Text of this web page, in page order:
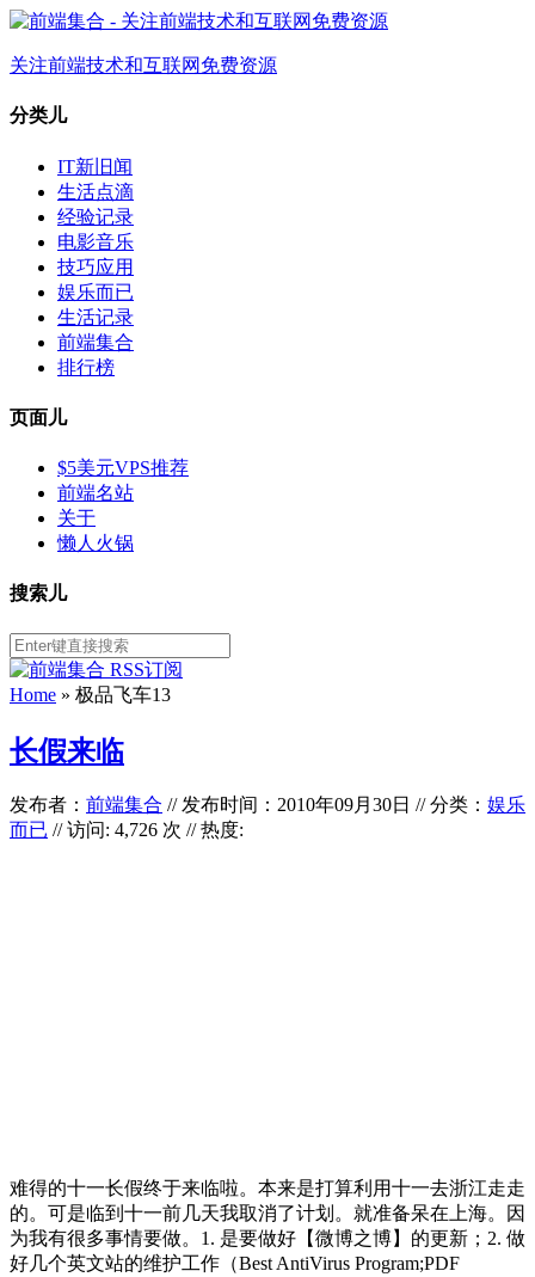
关注前端技术和互联网免费资源
分类儿
IT新旧闻
生活点滴
经验记录
电影音乐
技巧应用
娱乐而已
生活记录
前端集合
排行榜
页面儿
$5美元VPS推荐
前端名站
关于
懒人火锅
搜索儿
Home » 极品飞车13
长假来临
发布者： 前端集合 //发布时间：2010年09月30日 //分类： 娱乐
而已 // 访问: 4,726 次 // 热度:
难得的十一长假终于来临啦。本来是打算利用十一去浙江走走
的。可是临到十一前几天我取消了计划。就准备呆在上海。因
为我有很多事情要做。1. 是要做好【微博之博】的更新；2. 做
好几个英文站的维护工作（Best AntiVirus Program;PDF